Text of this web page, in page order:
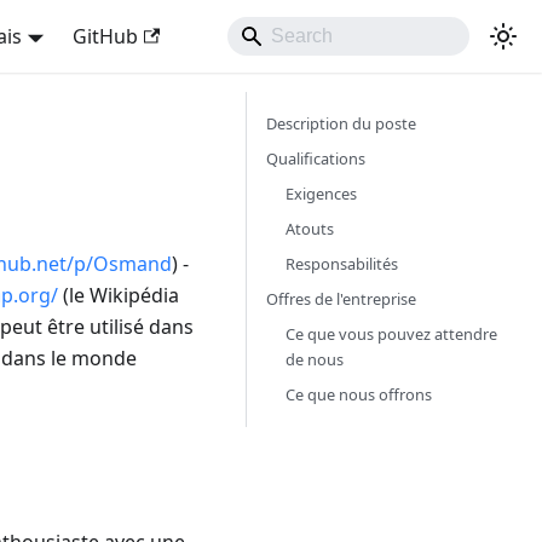
GitHub
p/Osmand) -
(le Wikipédia
être utilisé dans
le monde
Description du poste
Qualifications
Exigences
Atouts
Responsabilités
Offres de l'entreprise
Ce que vous pouvez attendre
de nous
Ce que nous offrons